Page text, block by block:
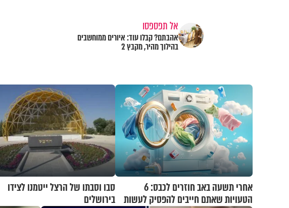
אל תפספסו
אהבתם? קבלו עוד: איורים ממוחשבים
בהילוך מהיר, מקבץ 2
אחרי תשעה באב חוזרים לכבס: 6
הטעויות שאתם חייבים להפסיק לעשות
סבו וסבתו של הרצל ייטמנו לצידו
בירושלים